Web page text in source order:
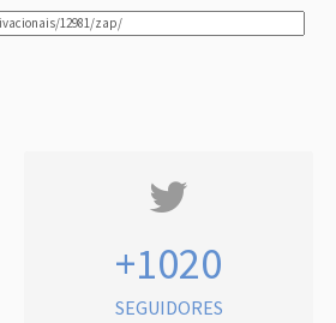
+1020
SEGUIDORES